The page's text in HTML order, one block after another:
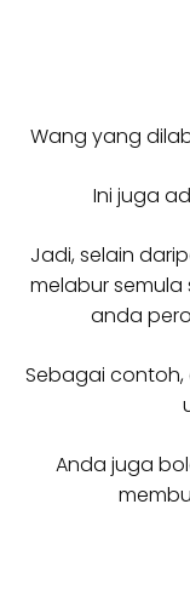
Wang yang
Ini juga
Jadi, selain
melabur
anda
Sebagai
Anda juga